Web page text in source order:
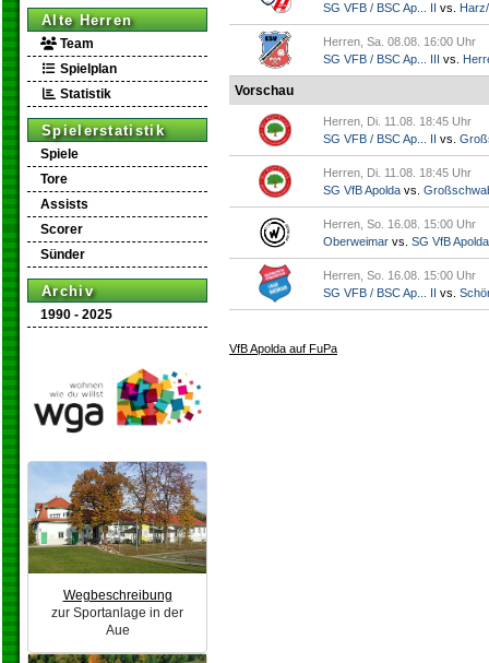
Alte Herren
Team
Spielplan
Statistik
Spielerstatistik
Spiele
Tore
Assists
Scorer
Sünder
Archiv
1990 - 2025
Wegbeschreibung
zur Sportanlage in der
Aue
SG VFB / BSC Ap... II vs.
Herren, Sa. 08.08. 16:00 Uhr
SG VFB / BSC Ap... III vs.
Vorschau
Herren, Di. 11.08. 18:45 Uhr
SG VFB / BSC Ap... II vs.
Herren, Di. 11.08. 18:45 Uhr
SG VfB Apolda vs.
Herren, So. 16.08. 15:00 Uhr
Oberweimar vs. SG VfB Apolda
Herren, So. 16.08. 15:00 Uhr
SG VFB / BSC Ap... II vs.
VfB Apolda auf FuPa